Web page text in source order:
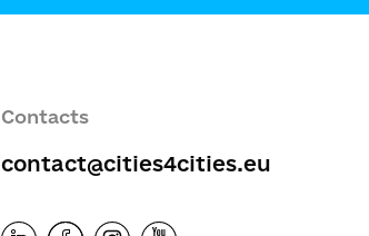
Contacts
contact@cities4cities.eu